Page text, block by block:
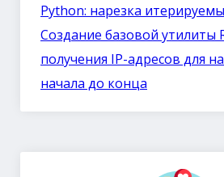
Python: нарезка
Создание базовой утилиты
получения IP-адресов для
начала до конца